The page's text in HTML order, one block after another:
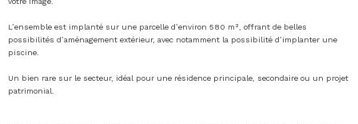
L’ensemble est implanté sur une parcelle d’environ 580 m², offrant de belles
possibilités d’aménagement extérieur, avec notamment la possibilité d’implanter une
piscine.
Un bien rare sur le secteur, idéal pour une résidence principale, secondaire ou un projet
patrimonial.